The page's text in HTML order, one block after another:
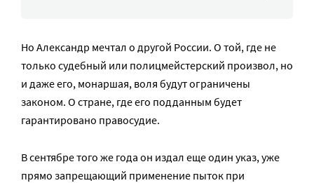
Но Александр мечтал о другой России. О той, где не
только судебный или полицмейстерский произвол, но
и даже его, монаршая, воля будут ограничены
законом. О стране, где его подданным будет
гарантировано правосудие.
В сентябре того же года он издал еще один указ, уже
прямо запрещающий применение пыток при